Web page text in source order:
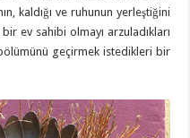
kaldığı ve ruhunun yerleştiğini
ev sahibi olmayı arzuladıkları
geçirmek istedikleri bir